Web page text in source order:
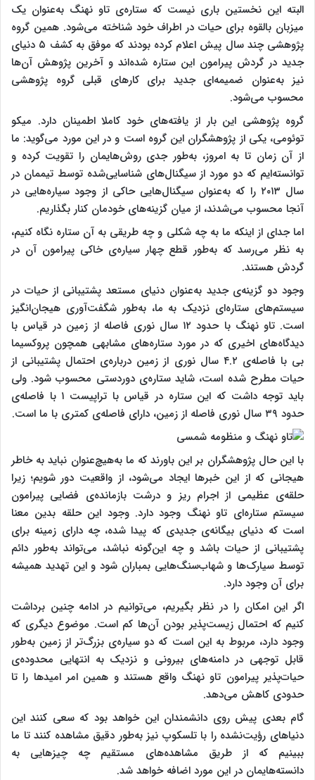
البته این نخستین باری نیست که ستاره‌ی تاو نهنگ به‌عنوان یک
میزبان بالقوه برای حیات در اطراف خود شناخته می‌شود. همین گروه
پژوهشی چند سال پیش اعلام کرده بودند که موفق به کشف ۵ دنیای
جدید در گردش پیرامون این ستاره شده‌اند و آخرین پژوهش آن‌ها
نیز به‌عنوان ضمیمه‌ای جدید برای کارهای قبلی گروه پژوهشی
محسوب می‌شود.
گروه پژوهشی این بار از یافته‌های خود کاملا اطمینان دارد. میکو
توئومی، یکی از پژوهشگران این گروه است و در این مورد می‌گوید: ما
از آن زمان تا به امروز، به‌طور جدی روش‌هایمان را تقویت کرده‌ و
توانسته‌ایم که دو مورد از سیگنال‌های شناسایی‌شده توسط تیممان در
سال ۲۰۱۳ را که به‌عنوان سیگنال‌هایی حاکی از وجود سیاره‌هایی در
آنجا محسوب می‌شدند، از میان گزینه‌های خودمان کنار بگذاریم.
اما جدای از اینکه ما به چه شکلی و چه طریقی به آن ستاره نگاه کنیم،
به نظر می‌رسد که به‌طور قطع چهار سیاره‌ی خاکی پیرامون آن در
گردش هستند.
وجود دو گزینه‌ی جدید به‌عنوان دنیای مستعد پشتیبانی از حیات در
سیستم‌های ستاره‌ای نزدیک به ما، به‌طور شگفت‌آوری هیجان‌انگیز
است. تاو نهنگ با حدود ۱۲ سال نوری فاصله از زمین در قیاس با
دیدگاه‌های اخیری که در مورد ستاره‌های مشابهی همچون پروکسیما
بی با فاصله‌ی ۴.۲ سال نوری از زمین درباره‌ی احتمال پشتیبانی از
حیات مطرح‌ شده است، شاید ستاره‌ی دوردستی محسوب شود. ولی
باید توجه داشت که این ستاره در قیاس با تراپیست ۱ با فاصله‌ی
حدود ۳۹ سال نوری فاصله از زمین، دارای فاصله‌ی کمتری با ما است.
با این حال پژوهشگران بر این باورند که ما به‌هیچ‌عنوان نباید به خاطر
هیجانی که از این خبرها ایجاد می‌شود، از واقعیت دور شویم؛ زیرا
حلقه‌ی عظیمی از اجرام ریز و درشت بازمانده‌ی فضایی پیرامون
سیستم ستاره‌ای تاو نهنگ وجود دارد. وجود این حلقه بدین معنا
است که دنیای بیگانه‌ی جدیدی که پیدا شده، چه دارای زمینه برای
پشتیبانی از حیات باشد و چه این‌گونه نباشد، می‌تواند به‌طور دائم
توسط سیارک‌ها و شهاب‌سنگ‌هایی بمباران شود و این تهدید همیشه
برای آن‌ وجود دارد.
اگر این امکان را در نظر بگیریم، می‌توانیم در ادامه چنین برداشت
کنیم که احتمال زیست‌پذیر بودن آن‌ها کم است. موضوع دیگری که
وجود دارد، مربوط به این است که دو سیاره‌ی بزرگ‌تر از زمین به‌طور
قابل توجهی در دامنه‌های بیرونی و نزدیک به انتهایی محدوده‌ی
حیات‌پذیر پیرامون تاو نهنگ واقع هستند و همین امر امیدها را تا
حدودی کاهش می‌دهد.
گام بعدی پیش روی دانشمندان این خواهد بود که سعی کنند این
دنیاهای رؤیت‌نشده را با تلسکوپ نیز به‌طور دقیق مشاهده کنند تا ما
ببینیم که از طریق مشاهده‌های مستقیم چه چیزهایی به
دانسته‌هایمان در این مورد اضافه خواهد شد.